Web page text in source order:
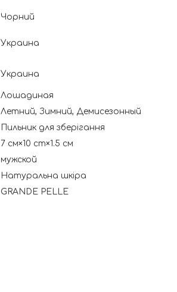
Чорний
Украина
Украина
Лошадиная
Летний, Зимний, Демисезонный
Пильник для зберігання
7 см×10 cm×1.5 см
мужской
Натуральна шкіра
GRANDE PELLE